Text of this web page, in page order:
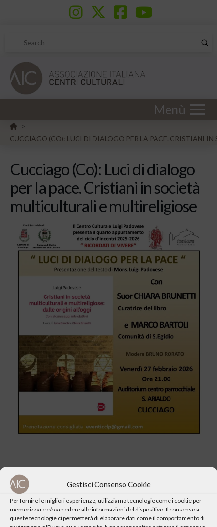
Gestisci Consenso Cookie
Per fornire le migliori esperienze, utilizziamo tecnologie come i cookie per
memorizzare e/o accedere alle informazioni del dispositivo. Il consenso a
queste tecnologie ci permetterà di elaborare dati come il comportamento di
Search
Menù
HOME
>
CUCCIAGO (CO): LUCI DI DIALOGO PER LA PACE. CRISTIANI
Cucciago (Co): Luci di dialogo
per la pace. Cristiani in società
multiculturali e multireligiose